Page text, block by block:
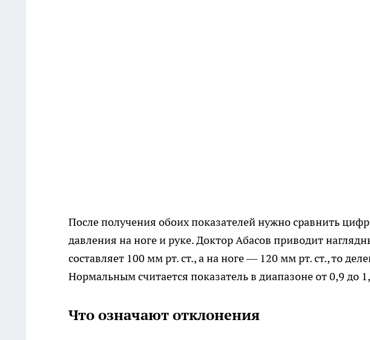
После получения обоих показателей нужно сравнить
давления на ноге и руке. Доктор Абасов приводит
составляет 100 мм рт. ст., а на ноге — 120 мм рт. ст., то
Нормальным считается показатель в диапазоне от 0,9 до
Что означают отклонения